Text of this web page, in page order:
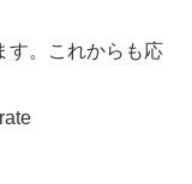
す。これからも応